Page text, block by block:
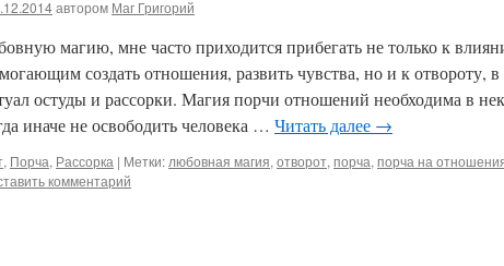
автором Маг Григорий
магию, мне часто приходится прибегать не только к
создать отношения, развить чувства, но и к отвороту,
остуды и рассорки. Магия порчи отношений необходима в
иначе не освободить человека … Читать далее →
, Порча, Рассорка | Метки: любовная магия, отворот, порча, порча на
комментарий